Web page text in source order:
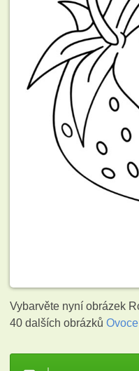
Vybarvěte nyní obrázek
40 dalších obrázkůOvoce